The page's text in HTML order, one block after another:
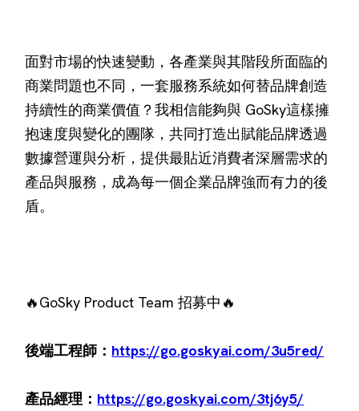
面對市場的快速變動，各產業與其階段所面臨的
商業問題也不同，一套服務系統如何替品牌創造
持續性的商業價值？我相信能夠與 GoSky這樣擁
抱速度與變化的團隊，共同打造出賦能品牌透過
數據營運與分析，提供最貼近消費者深層需求的
產品與服務，成為每一個企業品牌強而有力的後
盾。
🔥GoSky Product Team 招募中🔥
後端工程師： https://go.goskyai.com/3u5red/
產品經理： https://go.goskyai.com/3tj6y5/